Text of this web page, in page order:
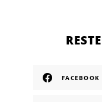
FACEBOOK